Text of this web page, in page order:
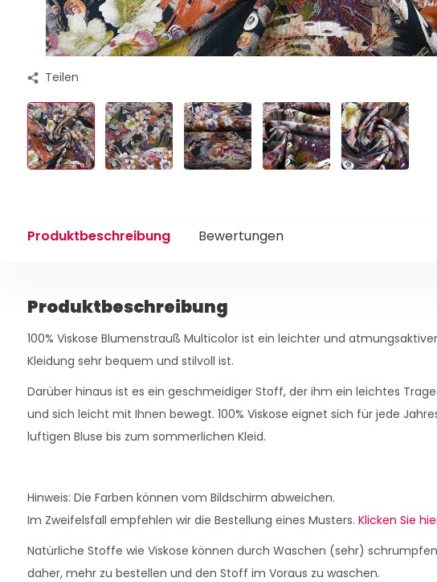
Teilen
Produktbeschreibung Bewertungen
Produktbeschreibung
100% Viskose Blumenstrauß Multicolor ist ein leichter und
Kleidung sehr bequem und stilvoll ist.
Darüber hinaus ist es ein geschmeidiger Stoff, der ihm ein leichtes
und sich leicht mit Ihnen bewegt. 100% Viskose eignet sich für jede
luftigen Bluse bis zum sommerlichen Kleid.
Hinweis: Die Farben können vom Bildschirm abweichen.
Im Zweifelsfall empfehlen wir die Bestellung eines Musters. Klicken Sie
Natürliche Stoffe wie Viskose können durch Waschen (sehr)
daher, mehr zu bestellen und den Stoff im Voraus zu waschen.